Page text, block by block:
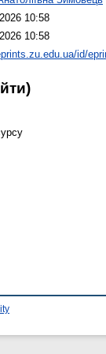
10:58
10:58
id/